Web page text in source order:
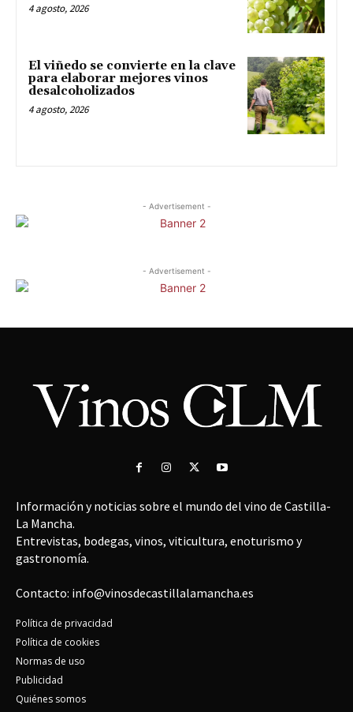
4 agosto, 2026
El viñedo se convierte en la clave
para elaborar mejores vinos
desalcoholizados
4 agosto, 2026
- Advertisement -
- Advertisement -
Información y noticias sobre el mundo del vino de Castilla-
La Mancha.
Entrevistas, bodegas, vinos, viticultura, enoturismo y
gastronomía.
Contacto: info@vinosdecastillalamancha.es
Política de privacidad
Política de cookies
Normas de uso
Publicidad
Quiénes somos